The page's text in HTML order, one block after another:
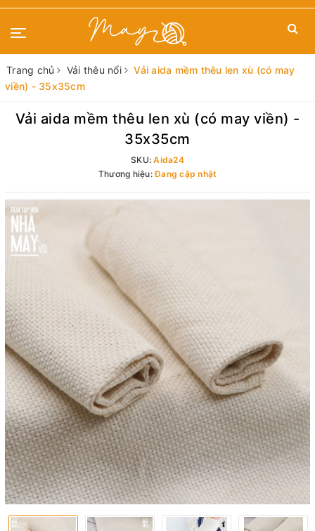
Trang chủ Vải thêu nổi
Vải aida mềm thêu len xù (có may
viền) - 35x35cm
Vải aida mềm thêu len xù (có may viền) -
35x35cm
SKU:Aida24
Thương hiệu:Đang cập nhật